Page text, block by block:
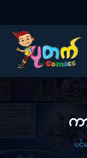
က
ပင်